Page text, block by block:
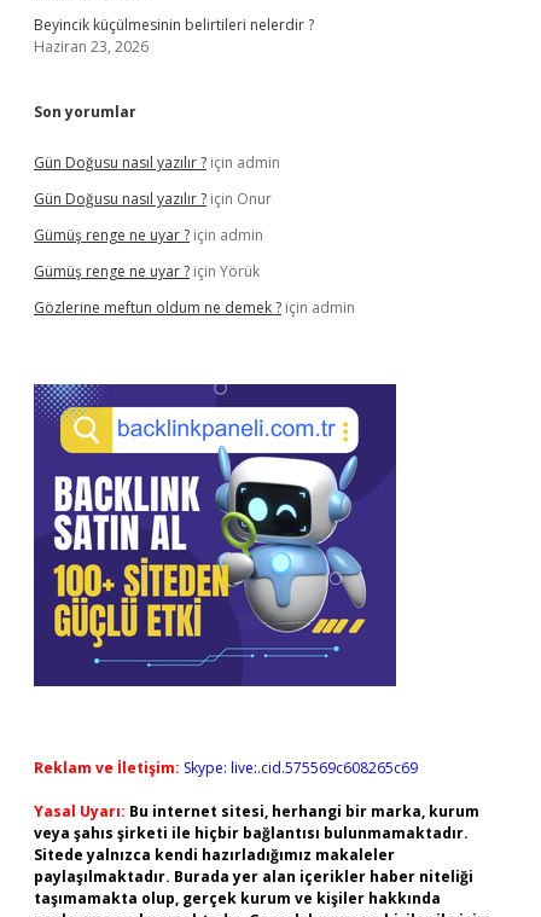
Beyincik küçülmesinin belirtileri nelerdir ?
Haziran 23, 2026
Son yorumlar
Gün Doğusu nasıl yazılır ? için admin
Gün Doğusu nasıl yazılır ? için Onur
Gümüş renge ne uyar ? için admin
Gümüş renge ne uyar ? için Yörük
Gözlerine meftun oldum ne demek ? için admin
Reklam ve İletişim: Skype: live:.cid.575569c608265c69
Yasal Uyarı: Bu internet sitesi, herhangi bir marka, kurum
veya şahıs şirketi ile hiçbir bağlantısı bulunmamaktadır.
Sitede yalnızca kendi hazırladığımız makaleler
paylaşılmaktadır. Burada yer alan içerikler haber niteliği
taşımamakta olup, gerçek kurum ve kişiler hakkında